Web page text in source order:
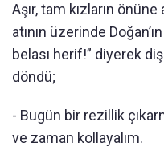
Aşır, tam kızların
atının üzerinde
belası herif!” diyerek
döndü;
- Bugün bir rezillik
ve zaman kollayalım.